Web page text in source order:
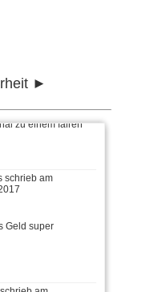
stabil und